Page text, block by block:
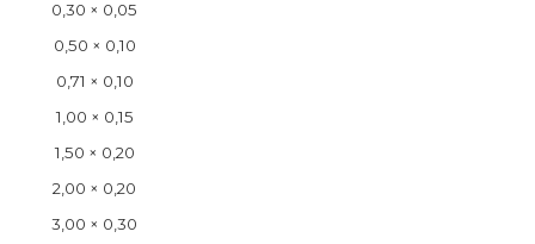
0,30 × 0,05
0,50 × 0,10
0,71 × 0,10
1,00 × 0,15
1,50 × 0,20
2,00 × 0,20
3,00 × 0,30